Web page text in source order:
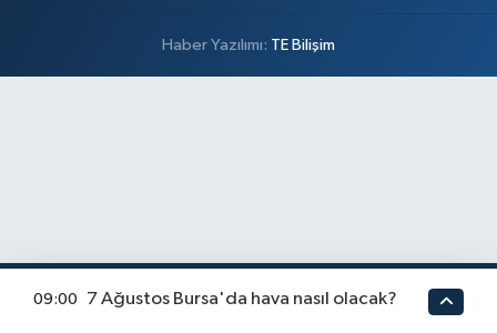
Haber Yazılımı: TE Bilişim
09:00 7 Ağustos Bursa'da hava nasıl olacak?